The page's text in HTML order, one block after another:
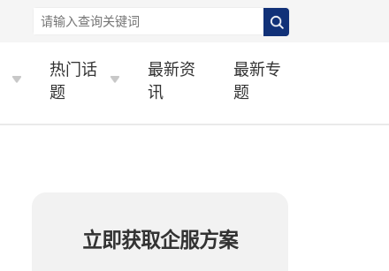
热门话
题
最新资
讯
最新专
题
立即获取企服方案